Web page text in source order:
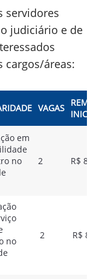
servidores
judiciário e de
cargos/áreas:
VAGAS
em
no
2 R$
no
2 R$